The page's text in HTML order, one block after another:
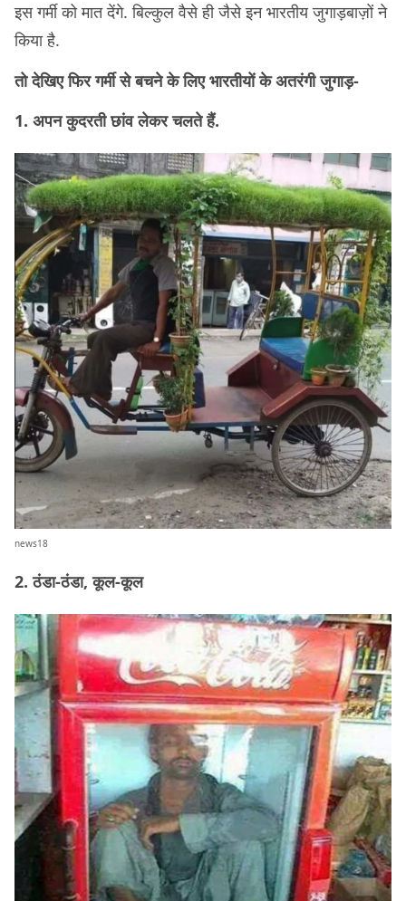
इस गर्मी को मात देंगे. बिल्कुल वैसे ही जैसे इन भारतीय जुगाड़बाज़ों ने
किया है.
तो देखिए फिर गर्मी से बचने के लिए भारतीयों के अतरंगी जुगाड़-
1. अपन कुदरती छांव लेकर चलते हैं.
news18
2. ठंडा-ठंडा, कूल-कूल